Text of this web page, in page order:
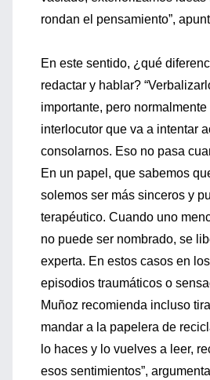
rondan el pensamiento”,
En este sentido, ¿qué
redactar y hablar?
importante, pero normalmente
interlocutor que va a intentar
consolarnos. Eso no pasa
En un papel, que sabemos
solemos ser más sinceros y
terapéutico. Cuando uno
no puede ser nombrado, se
experta. En estos casos en
episodios traumáticos o
Muñoz recomienda incluso
mandar a la papelera de
lo haces y lo vuelves a leer,
esos sentimientos”,